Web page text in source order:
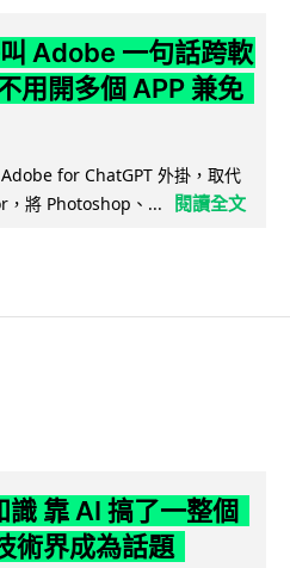
Adobe 一句話跨軟
用開多個 APP 兼免
for ChatGPT 外掛，取代
，將 Photoshop、...
閱讀全文
識 靠 AI 搞了一整個
術界成為話題